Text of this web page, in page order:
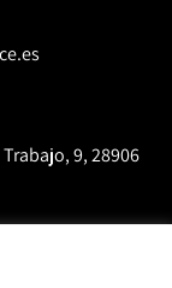
9, 28906